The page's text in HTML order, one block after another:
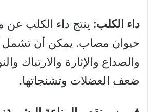
داء الكلب: ينتج داء الكلب
حيوان مصاب. يمكن أن تشمل
والصداع والإثارة والارتباك
ضعف العضلات وتشنجاتها.